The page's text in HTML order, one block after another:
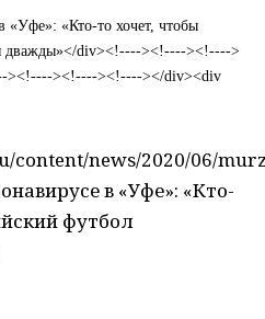
news/2020/06/
в «Уфе»: «Кто-
футбол